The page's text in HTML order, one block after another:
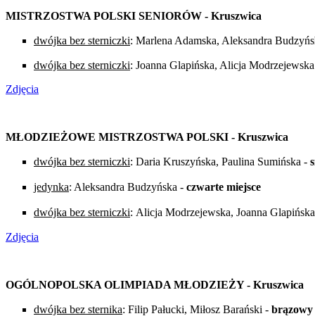
MISTRZOSTWA POLSKI SENIORÓW - Kruszwica
dwójka bez sterniczki: Marlena Adamska, Aleksandra
dwójka bez sterniczki: Joanna Glapińska, Alicja
Zdjęcia
MŁODZIEŻOWE MISTRZOSTWA POLSKI - Kruszwica
dwójka bez sterniczki: Daria Kruszyńska, Paulina Sumińska -
jedynka: Aleksandra Budzyńska - czwarte miejsce
dwójka bez sterniczki: Alicja Modrzejewska, Joanna
Zdjęcia
OGÓLNOPOLSKA OLIMPIADA MŁODZIEŻY - Kruszwica
dwójka bez sternika: Filip Pałucki, Miłosz Barański - brązowy